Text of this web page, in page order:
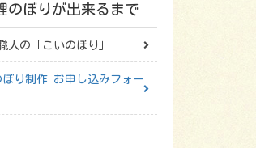
のぼりが出来るまで
人の「こいのぼり」
ぼり制作 お申し込みフォー